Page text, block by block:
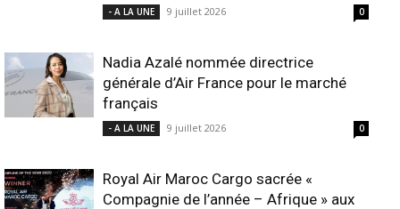
- A LA UNE 9 juillet 2026 0
Nadia Azalé nommée directrice
générale d’Air France pour le marché
français
- A LA UNE 9 juillet 2026 0
Royal Air Maroc Cargo sacrée «
Compagnie de l’année – Afrique » aux